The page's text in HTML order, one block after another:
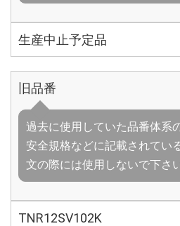
生産中止予定品
旧品番
過去に使用していた品番体系
安全規格などに記載されてい
文の際には使用しないで下さい
TNR12SV102K